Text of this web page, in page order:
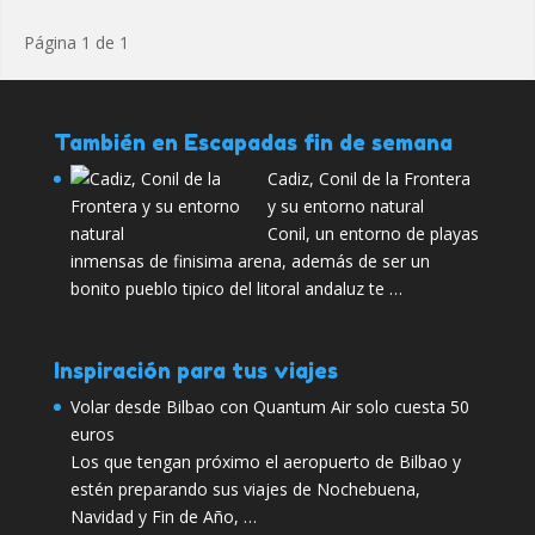
Página 1 de 1
También en Escapadas fin de semana
Cadiz, Conil de la Frontera
y su entorno natural
Conil, un entorno de playas
inmensas de finisima arena, además de ser un
bonito pueblo tipico del litoral andaluz te …
Inspiración para tus viajes
Volar desde Bilbao con Quantum Air solo cuesta 50
euros
Los que tengan próximo el aeropuerto de Bilbao y
estén preparando sus viajes de Nochebuena,
Navidad y Fin de Año, …